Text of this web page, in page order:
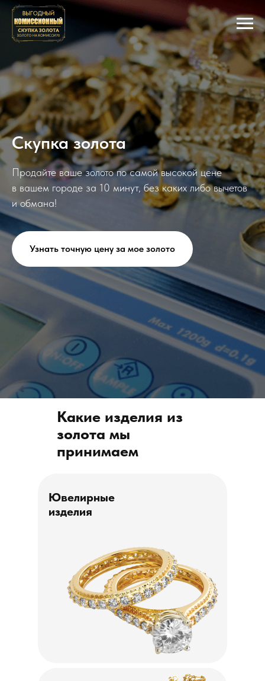
Скупка золота
Продайте ваше золото по самой высокой цене
в вашем городе за 10 минут, без каких либо вычетов
и обмана!
Узнать точную цену за мое золото
Какие изделия из
золота мы
принимаем
Ювелирные
изделия